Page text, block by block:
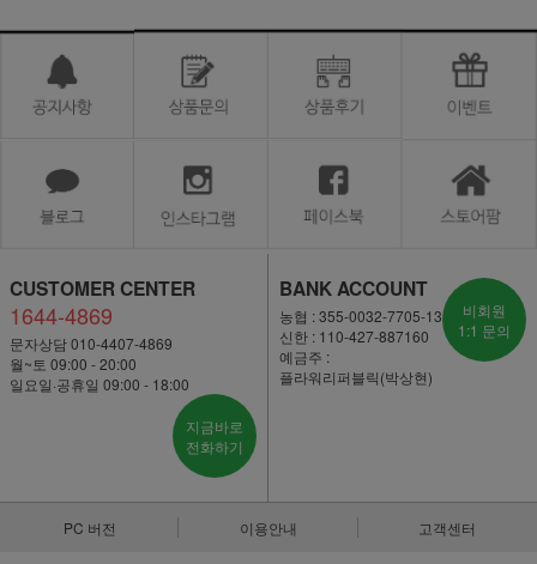
CUSTOMER CENTER
1644-4869
문자상담 010-4407-4869
월~토 09:00 - 20:00
일요일·공휴일 09:00 - 18:00
지금바로
전화하기
BANK ACCOUNT
농협 : 355-0032-7705-13
신한 : 110-427-887160
예금주 :
플라워리퍼블릭(박상현)
비회원
1:1 문의
PC 버전 이용안내 고객센터